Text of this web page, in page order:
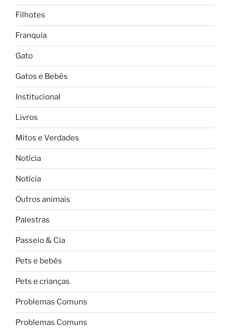
Filhotes
Franquia
Gato
Gatos e Bebês
Institucional
Livros
Mitos e Verdades
Notícia
Notícia
Outros animais
Palestras
Passeio & Cia
Pets e bebês
Pets e crianças
Problemas Comuns
Problemas Comuns